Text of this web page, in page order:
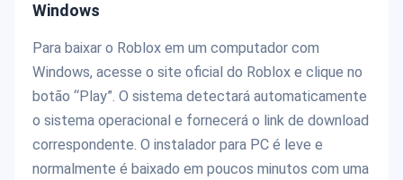
Windows
Para baixar o Roblox em um computador com
Windows, acesse o site oficial do Roblox e clique no
botão “Play”. O sistema detectará automaticamente
o sistema operacional e fornecerá o link de download
correspondente. O instalador para PC é leve e
normalmente é baixado em poucos minutos com uma